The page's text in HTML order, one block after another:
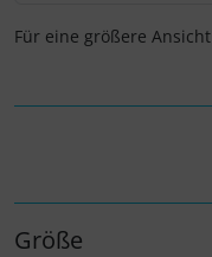
Für eine größere
Größe